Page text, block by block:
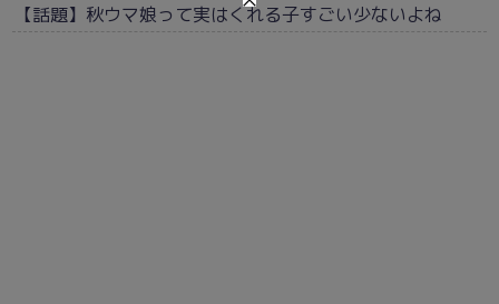
【話題】秋ウマ娘って実はくれる子すごい少ないよね